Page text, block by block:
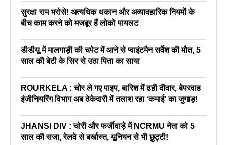
सुरक्षा राम भरोसे! अत्यधिक थकान और अव्यावहारिक नियमों के
बीच काम करने को मजबूर हैं लोको पायलट
डीडीयू में मालगाड़ी की चपेट में आने से प्वाइंटमैन सर्वेश की मौत, 5
साल की बेटी के सिर से उठा पिता का साया
ROURKELA : चोर ले गए पाइप, बारिश में ढही दीवार, बेपरवाह
इंजीनियरिंग विभाग अब ठेकेदारी में तलाश रहा ‘कमाई’ का जुगाड़!
JHANSI DIV : चोरी और फर्जीवाड़े में NCRMU नेता को 5
साल की सजा, रेलवे से बर्खास्त, यूनियन से भी छुट्टी!